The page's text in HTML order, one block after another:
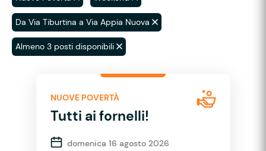
Da Via Tiburtina a Via Appia Nuova
Almeno 3 posti disponibili
NUOVE POVERTÀ
Tutti ai fornelli!
domenica 16 agosto 2026